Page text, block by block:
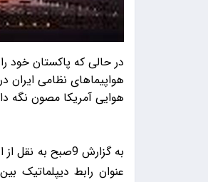
در حالی که پاکستان خود
هواپیماهای نظامی ایران
هوایی آمریکا مصون نگه
به گزارش 9صبح
عنوان رابط دیپلماتیک